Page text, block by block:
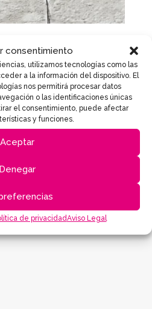
consentimiento
utilizamos tecnologías como las
a la información del dispositivo. El
nos permitirá procesar datos
o las identificaciones únicas
el consentimiento, puede afectar
y funciones.
Aceptar
Denegar
de privacidadAviso Legal